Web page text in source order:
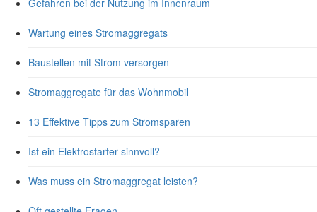
Wartung eines Stromaggregats
Baustellen mit Strom versorgen
Stromaggregate für das Wohnmobil
13 Effektive Tipps zum Stromsparen
Ist ein Elektrostarter sinnvoll?
Was muss ein Stromaggregat leisten?